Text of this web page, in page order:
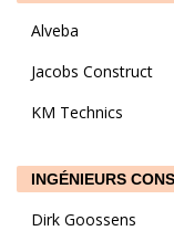
Alveba
Jacobs Construct
KM Technics
INGÉNIEURS
Dirk Goossens